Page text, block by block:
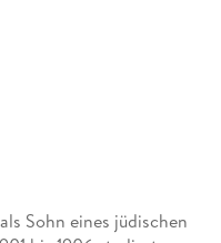
Sohn eines jüdischen